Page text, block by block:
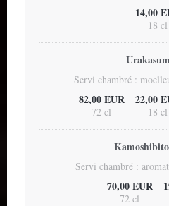
14,00
18 cl
Servi chambré :
82,00 EUR
72 cl
22,00
18 cl
Servi chambré :
70,00 EUR
72 cl